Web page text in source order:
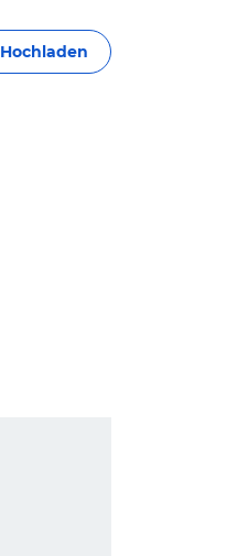
Hochladen